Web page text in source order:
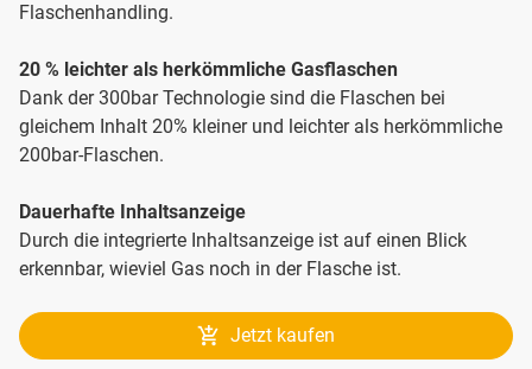
Flaschenhandling.
20 % leichter als herkömmliche Gasflaschen
Dank der 300bar Technologie sind die Flaschen bei
gleichem Inhalt 20% kleiner und leichter als herkömmliche
200bar-Flaschen.
Dauerhafte Inhaltsanzeige
Durch die integrierte Inhaltsanzeige ist auf einen Blick
erkennbar, wieviel Gas noch in der Flasche ist.
Jetzt kaufen